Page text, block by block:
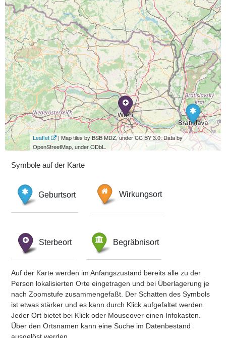
Leaflet
| Map tiles by BSB MDZ, under CC BY 3.0. Data by
OpenStreetMap, under ODbL.
Symbole auf der Karte
Geburtsort Wirkungsort
Sterbeort Begräbnisort
Auf der Karte werden im Anfangszustand bereits alle zu der
Person lokalisierten Orte eingetragen und bei Überlagerung je
nach Zoomstufe zusammengefaßt. Der Schatten des Symbols
ist etwas stärker und es kann durch Klick aufgefaltet werden.
Jeder Ort bietet bei Klick oder Mouseover einen Infokasten.
Über den Ortsnamen kann eine Suche im Datenbestand